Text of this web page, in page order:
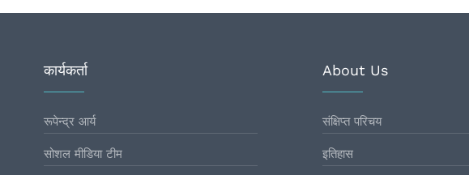
कार्यकर्ता
रूपेन्द्र आर्य
सोशल मीडिया टीम
About Us
संक्षिप्त परिचय
इतिहास